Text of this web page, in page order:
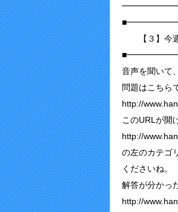
【３】今週
音声を聞いて
問題はこちら
http://
このURLが開
http://
の左のカテゴ
くださいね。
解答が分かっ
http://